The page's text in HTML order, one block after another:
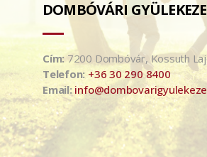
DOMBÓVÁRI
Cím: 7200 Dombóvár, Kossuth
Telefon: +36 30 290 8400
Email: